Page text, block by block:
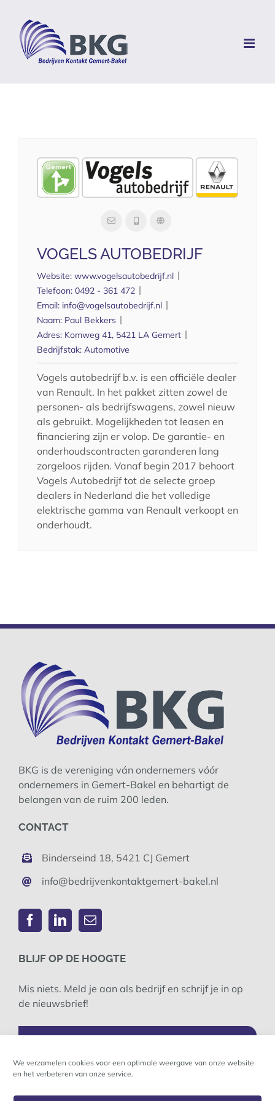
We verzamelen cookies voor een optimale weergave van onze website
en het verbeteren van onze service.
content
VOGELS AUTOBEDRIJF
Website: www.vogelsautobedrijf.nl
Telefoon: 0492 - 361 472
Email: info@vogelsautobedrijf.nl
Naam: Paul Bekkers
Adres: Komweg 41, 5421 LA Gemert
Bedrijfstak: Automotive
Vogels autobedrijf b.v. is een officiële dealer
van Renault. In het pakket zitten zowel de
personen- als bedrijfswagens, zowel nieuw
als gebruikt. Mogelijkheden tot leasen en
financiering zijn er volop. De garantie- en
onderhoudscontracten garanderen lang
zorgeloos rijden. Vanaf begin 2017 behoort
Vogels Autobedrijf tot de selecte groep
dealers in Nederland die het volledige
elektrische gamma van Renault verkoopt en
onderhoudt.
BKG is de vereniging ván ondernemers vóór
ondernemers in Gemert-Bakel en behartigt de
belangen van de ruim 200 leden.
CONTACT
Binderseind 18, 5421 CJ Gemert
info@bedrijvenkontaktgemert-bakel.nl
BLIJF OP DE HOOGTE
Mis niets. Meld je aan als bedrijf en schrijf je in op
de nieuwsbrief!
INSCHRIJVEN NIEUWSBRIEF